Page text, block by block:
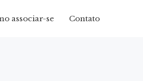
associar-se Contato